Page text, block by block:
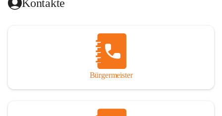
Redaktionsteam, für die gute Zusammenarbeit.
gedankt werden, die durch ihre Erinnerungen, Informationen und
durch das Überlassen von Fotos und Dokumenten zum Gesamtbild
dieses Buches wesentlich beigetragen haben.
Der Zeitdruck war enorm, um das Werk auch zeitgerecht für das
Jubiläumsjahr abschließen zu können. Daher mag um Nachsicht
Ausführlichkeit behandelt erscheinen, oder auch der eine oder
Kontakte
Bürgermeister